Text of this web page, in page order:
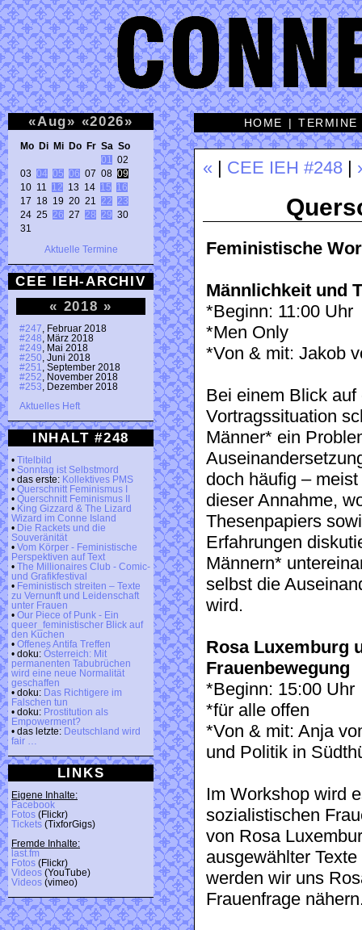
«Aug» «2026»
Mo Di Mi Do Fr Sa So
01
02
03 04 05 06 07 08 09
10 11 12 13 14 15
16
17 18 19 20 21 22
23
24 25 26 27 28 29 30
31
Aktuelle Termine
CEE IEH-ARCHIV
« 2018 »
#247 , Februar 2018
#248 , März 2018
#249 , Mai 2018
#250 , Juni 2018
#251
, September 2018
#252 , November 2018
#253 , Dezember 2018
Aktuelles Heft
INHALT #248
• Titelbild
• Sonntag ist Selbstmord
• das erste: Kollektives PMS
• Querschnitt Feminismus I
• Querschnitt Feminismus II
• King Gizzard & The Lizard
Wizard im Conne Island
• Die Rackets und die
Souveränität
• Vom Körper - Feministische
Perspektiven auf Text
• The Millionaires Club - Comic-
und Grafikfestival
• Feministisch streiten – Texte
zu Vernunft und Leidenschaft
unter Frauen
• Our Piece of Punk - Ein
queer_feministischer Blick auf
den Kuchen
• Offenes Antifa Treffen
• doku: Österreich: Mit
permanenten Tabubrüchen
wird eine neue Normalität
geschaffen
• doku: Das Richtigere im
Falschen tun
• doku: Prostitution als
Empowerment?
• das letzte: Deutschland wird
fair …
LINKS
Eigene Inhalte:
Facebook
Fotos (Flickr)
Tickets (TixforGigs)
Fremde Inhalte:
last.fm
Fotos (Flickr)
Videos (YouTube)
Videos (vimeo)
HOME |TERMINE
« CEE IEH #248
Feministische
Männlichkeit und
*Beginn: 11:00 Uhr
*Men Only
*Von & mit: Jakob
Bei einem Blick
Vortragssituation
Männer* ein
doch häufig –
dieser Annahme,
Thesenpapiers
Erfahrungen
Männern*
selbst die
wird.
Rosa Luxemburg
Frauenbewegung
*Beginn: 15:00 Uhr
*für alle offen
*Von & mit: Anja
und Politik in
Im Workshop wird
sozialistischen
von Rosa
ausgewählter
werden wir uns
Frauenfrage